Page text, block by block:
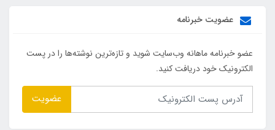
عضویت خبرنامه
عضو خبرنامه ماهانه وب‌سایت شوید و تازه‌ترین نوشته‌ها را در پست
الکترونیک خود دریافت کنید.
عضویت